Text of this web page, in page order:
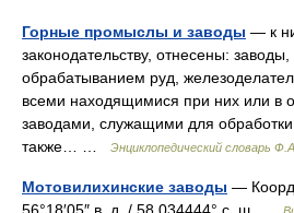
Горные промыслы и заводы — к
законодательству, отнесены:
обрабатыванием руд,
всеми находящимися при них или в
заводами, служащими для
также… …
Энциклопедический словарь
Мотовилихинские заводы —